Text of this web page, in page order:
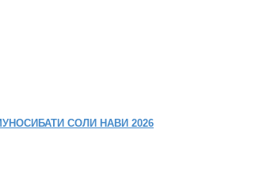
СОЛИ НАВИ 2026